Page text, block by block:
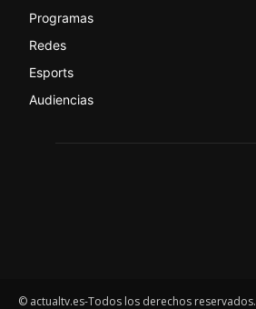
Programas
Redes
Esports
Audiencias
© actualtv.es-Todos los derechos reservados.